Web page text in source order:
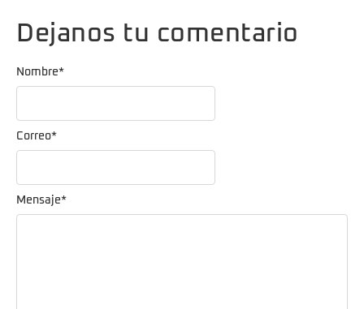
Dejanos tu comentario
Mensaje*
Nombre*
Correo*